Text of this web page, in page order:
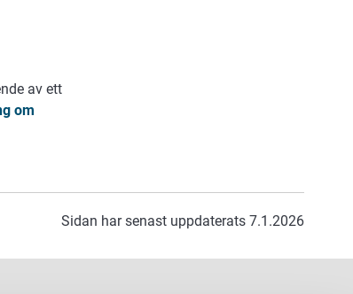
av ett
om
Sidan har senast uppdaterats 7.1.2026